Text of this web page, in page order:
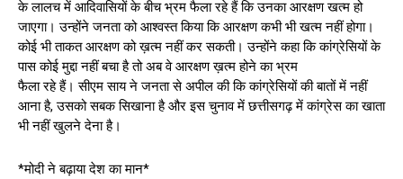
के लालच में आदिवासियों के बीच भ्रम फैला रहे हैं कि उनका आरक्षण खत्म हो
जाएगा। उन्होंने जनता को आश्वस्त किया कि आरक्षण कभी भी खत्म नहीं होगा।
कोई भी ताकत आरक्षण को ख़त्म नहीं कर सकती। उन्होंने कहा कि कांग्रेसियों के
पास कोई मुद्दा नहीं बचा है तो अब वे आरक्षण ख़त्म होने का भ्रम
फैला रहे हैं। सीएम साय ने जनता से अपील की कि कांग्रेसियों की बातों में नहीं
आना है, उसको सबक सिखाना है और इस चुनाव में छत्तीसगढ़ में कांग्रेस का खाता
भी नहीं खुलने देना है।
*मोदी ने बढ़ाया देश का मान*